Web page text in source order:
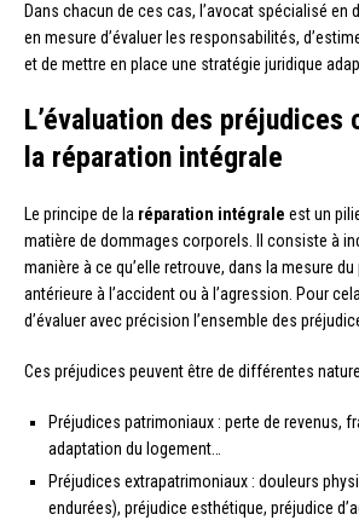
Dans chacun de ces cas, l’avocat spécialisé en
en mesure d’évaluer les responsabilités,
et de mettre en place une stratégie juridique
L’évaluation des préjudices
la réparation intégrale
Le principe de la réparation intégrale est un
matière de dommages corporels. Il consiste à
manière à ce qu’elle retrouve, dans la mesure
antérieure à l’accident ou à l’agression. Pour
d’évaluer avec précision l’ensemble des
Ces préjudices peuvent être de différentes
Préjudices patrimoniaux : perte de revenus,
adaptation du logement…
Préjudices extrapatrimoniaux : douleurs
endurées), préjudice esthétique, préjudice